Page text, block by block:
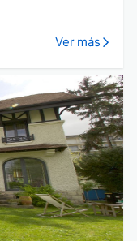
Ver más